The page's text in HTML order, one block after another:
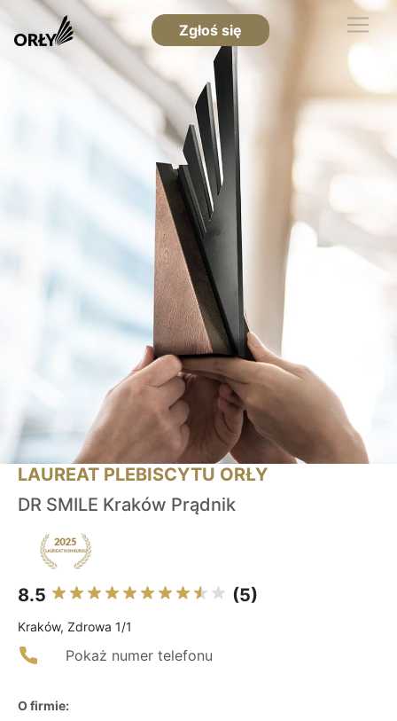
Zgłoś się
LAUREAT PLEBISCYTU ORŁY
DR SMILE Kraków Prądnik
8.5 (5)
Kraków, Zdrowa 1/1
Pokaż numer telefonu
O firmie: